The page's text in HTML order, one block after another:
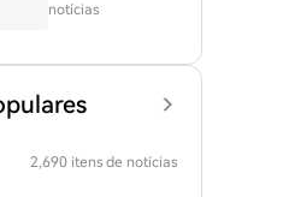
notícias
2,690 itens de notícias